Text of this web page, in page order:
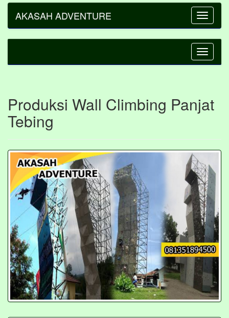
Toggle
AKASAH ADVENTURE
Toggle
Produksi Wall Climbing Panjat
Tebing